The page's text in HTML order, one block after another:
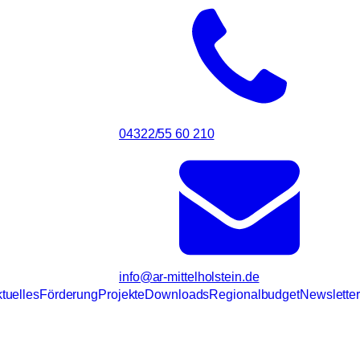
04322/55 60 210
info@ar-mittelholstein.de
FörderungProjekteDownloadsRegionalbudgetNewsletter